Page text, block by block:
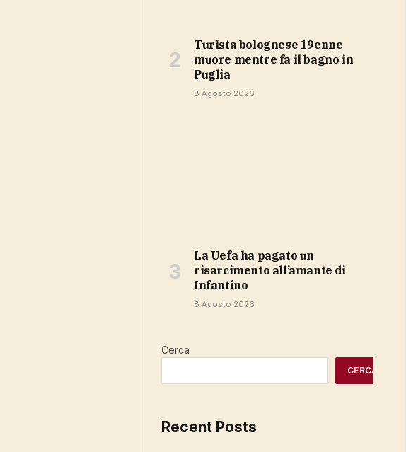
Turista bolognese 19enne
muore mentre fa il bagno in
Puglia
8 Agosto 2026
la Uefa ha pagato un
risarcimento all’amante di
Infantino
8 Agosto 2026
Cerca
CERCA
Recent Posts